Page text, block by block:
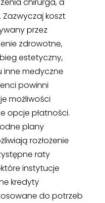
koszt
przez
zdrowotne,
estetyczny,
inne medyczne
powinni
możliwości
opcje płatności.
plany
rozłożenie
raty
instytucje
kredyty
do potrzeb